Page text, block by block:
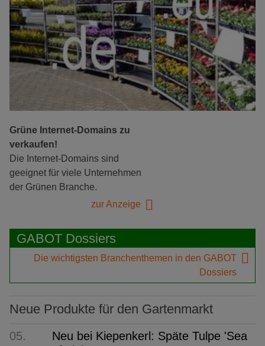
Grüne Internet-Domains zu
verkaufen!
Die Internet-Domains sind
geeignet für viele Unternehmen
der Grünen Branche.
zur Anzeige
GABOT Dossiers
Die wichtigsten Branchenthemen in den GABOT
Dossiers
Neue Produkte für den Gartenmarkt
05.
Neu bei Kiepenkerl: Späte Tulpe 'Sea